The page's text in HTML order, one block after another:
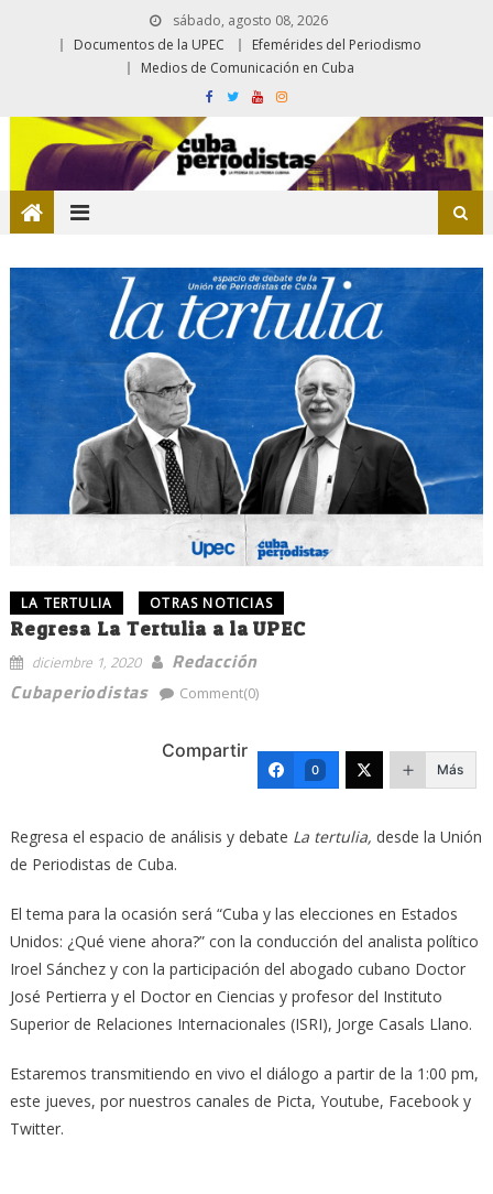
sábado, agosto 08, 2026
Documentos de la UPEC
Efemérides del Periodismo
Medios de Comunicación en Cuba
LA TERTULIA OTRAS NOTICIAS
Regresa La Tertulia a la UPEC
diciembre 1, 2020
Redacción
Cubaperiodistas
Comment(0)
Compartir
0 Más
Regresa el espacio de análisis y debate La tertulia, desde la Unión
de Periodistas de Cuba.
El tema para la ocasión será “Cuba y las elecciones en Estados
Unidos: ¿Qué viene ahora?” con la conducción del analista político
Iroel Sánchez y con la participación del abogado cubano Doctor
José Pertierra y el Doctor en Ciencias y profesor del Instituto
Superior de Relaciones Internacionales (ISRI), Jorge Casals Llano.
Estaremos transmitiendo en vivo el diálogo a partir de la 1:00 pm,
este jueves, por nuestros canales de Picta, Youtube, Facebook y
Twitter.